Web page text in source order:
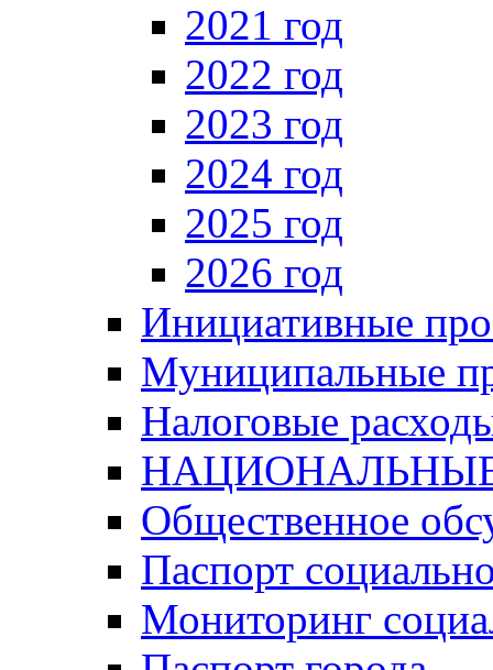
2021 год
2022 год
2023 год
2024 год
2025 год
2026 год
Инициативные
Муниципальные
Налоговые
Общественное
Паспорт
Мониторинг